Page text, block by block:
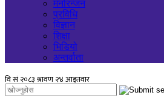
मनोरन्जन
प्रविधि
विज्ञान
शिक्षा
भिडियो
अन्तर्वाता